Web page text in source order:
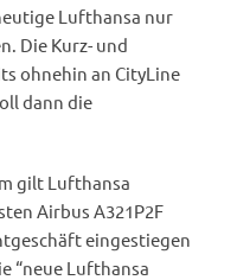
Lufthansa nur
Die Kurz- und
ohnehin an CityLine
dann die
gilt Lufthansa
Airbus A321P2F
eingestiegen
“neue Lufthansa